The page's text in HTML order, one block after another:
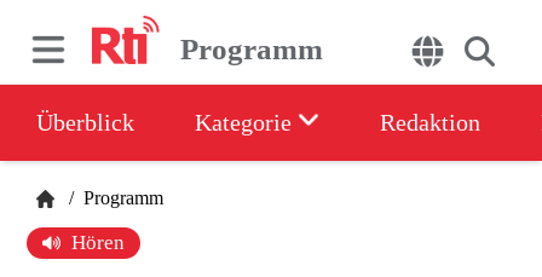
Programm
Überblick Kategorie Redaktion
/ Programm
Hören